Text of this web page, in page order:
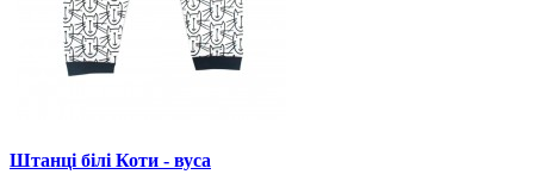
Штанці білі Коти - вуса